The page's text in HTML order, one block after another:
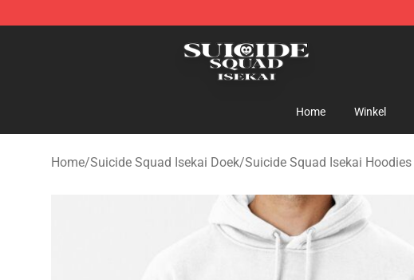
Home Winkel
Home/Suicide Squad Isekai Doek/Suicide Squad Isekai Hoodies